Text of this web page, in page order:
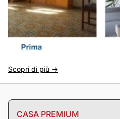
Scopri di più ->
CASA PREMIUM